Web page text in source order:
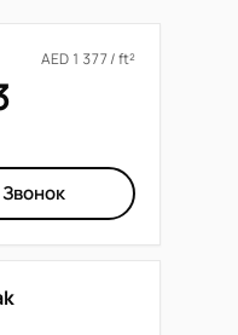
AED 1 377 / ft²
Звонок